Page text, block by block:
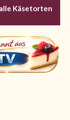
Käsetorten